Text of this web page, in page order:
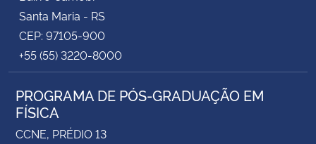
Santa Maria - RS
CEP: 97105-900
+55 (55) 3220-8000
PROGRAMA DE PÓS-GRADUAÇÃO EM
FÍSICA
CCNE, PRÉDIO 13